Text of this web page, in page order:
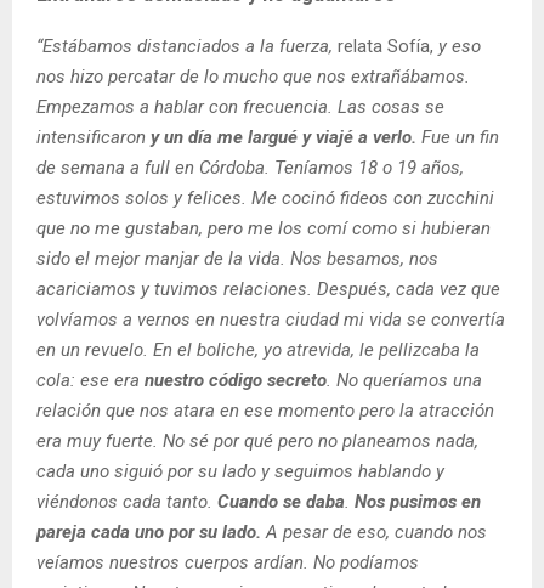
“Estábamos distanciados a la fuerza, relata Sofía, y eso
nos hizo percatar de lo mucho que nos extrañábamos.
Empezamos a hablar con frecuencia. Las cosas se
intensificaron y un día me largué y viajé a verlo. Fue un fin
de semana a full en Córdoba. Teníamos 18 o 19 años,
estuvimos solos y felices. Me cocinó fideos con zucchini
que no me gustaban, pero me los comí como si hubieran
sido el mejor manjar de la vida. Nos besamos, nos
acariciamos y tuvimos relaciones. Después, cada vez que
volvíamos a vernos en nuestra ciudad mi vida se convertía
en un revuelo. En el boliche, yo atrevida, le pellizcaba la
cola: ese era nuestro código secreto. No queríamos una
relación que nos atara en ese momento pero la atracción
era muy fuerte. No sé por qué pero no planeamos nada,
cada uno siguió por su lado y seguimos hablando y
viéndonos cada tanto. Cuando se daba. Nos pusimos en
pareja cada uno por su lado. A pesar de eso, cuando nos
veíamos nuestros cuerpos ardían. No podíamos